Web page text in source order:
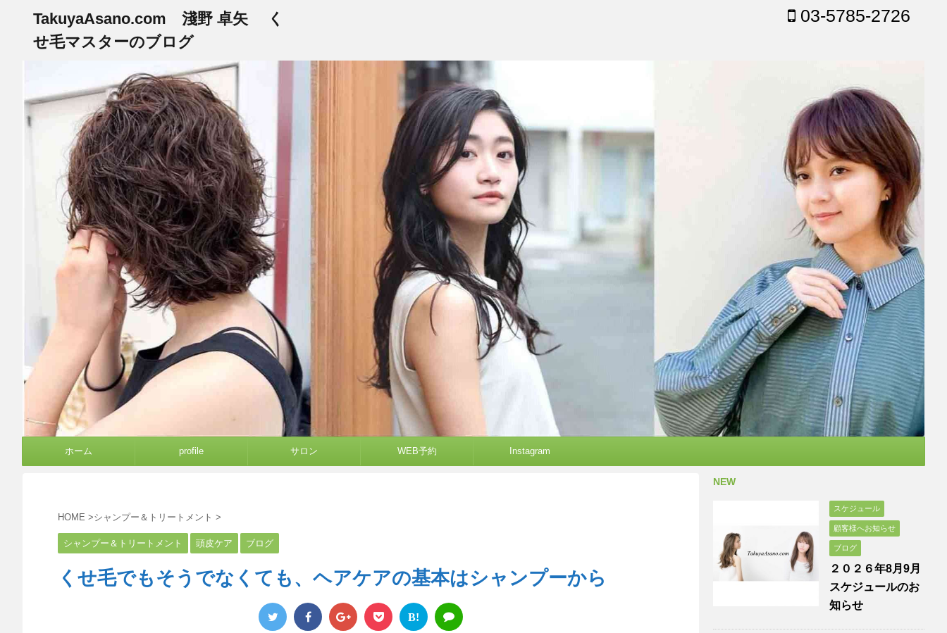
TakuyaAsano.com 淺野 卓矢 く
せ毛マスターのブログ
03-5785-2726
ホーム profile サロン WEB予約 Instagram
HOME >シャンプー＆トリートメント >
シャンプー＆トリートメント 頭皮ケア ブログ
くせ毛でもそうでなくても、ヘアケアの基本はシャンプーから
B!
NEW
スケジュール
顧客様へお知らせ
ブログ
２０２６年8月9月
スケジュールのお
知らせ